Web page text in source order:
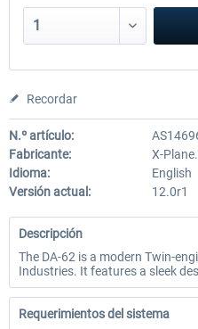
Recordar
N.º artículo:
Fabricante:
X-
Idioma:
English
Versión actual:
12.0r1
Descripción
The DA-62 is a modern Twin-
Industries. It features a sleek
Requerimientos del sistema